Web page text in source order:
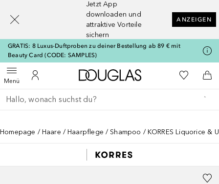
Jetzt App
downloaden und
attraktive Vorteile
sichern
ANZEIGEN
GRATIS: 8 Luxus-Duftproben zu deiner Bestellung ab 89 € mit
Beauty Card (CODE: SAMPLES)
MenüMenü öffnenZu Meinem Kundenkonto
Zur Douglas Startseite
Zu Meiner
Gehe zurück
Suche ausführen
Homepage Haare Haarpflege Shampoo KORRES Liquorice &
[navigation.slideout.screenreader]